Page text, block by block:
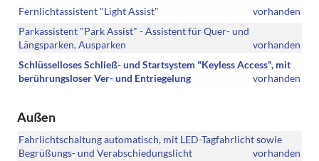
Fernlichtassistent "Light Assist"
vorhanden
Parkassistent "Park Assist" - Assistent für Quer- und
Längsparken, Ausparken
vorhanden
Schlüsselloses Schließ- und Startsystem "Keyless Access", mit
berührungsloser Ver- und Entriegelung
vorhanden
Außen
Fahrlichtschaltung automatisch, mit LED-Tagfahrlicht sowie
Begrüßungs- und Verabschiedungslicht
vorhanden